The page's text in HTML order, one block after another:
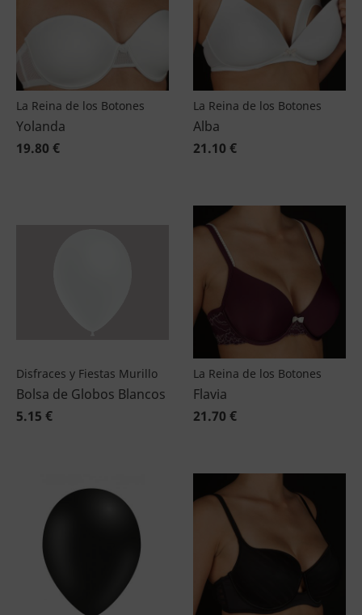
La Reina de los Botones
Yolanda
19.80 €
La Reina de los Botones
Alba
21.10 €
Disfraces y Fiestas Murillo
Bolsa de Globos Blancos
5.15 €
La Reina de los Botones
Flavia
21.70 €